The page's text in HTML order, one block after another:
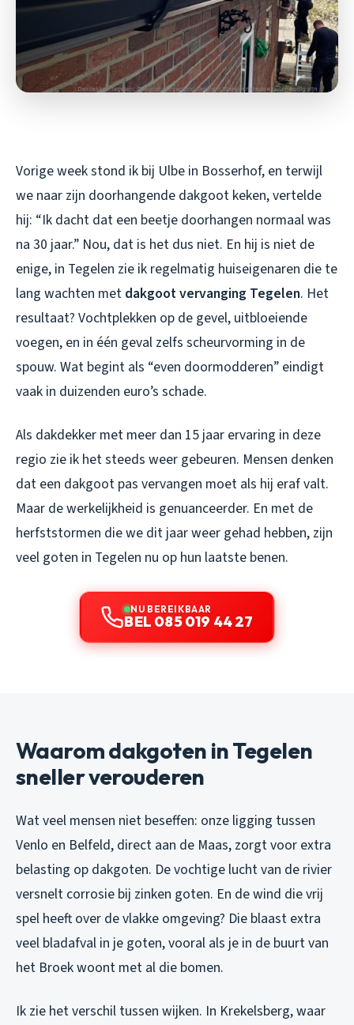
Vorige week stond ik bij Ulbe in Bosserhof, en terwijl
we naar zijn doorhangende dakgoot keken, vertelde
hij: “Ik dacht dat een beetje doorhangen normaal was
na 30 jaar.” Nou, dat is het dus niet. En hij is niet de
enige, in Tegelen zie ik regelmatig huiseigenaren die te
lang wachten met dakgoot vervanging Tegelen. Het
resultaat? Vochtplekken op de gevel, uitbloeiende
voegen, en in één geval zelfs scheurvorming in de
spouw. Wat begint als “even doormodderen” eindigt
vaak in duizenden euro’s schade.
Als dakdekker met meer dan 15 jaar ervaring in deze
regio zie ik het steeds weer gebeuren. Mensen denken
dat een dakgoot pas vervangen moet als hij eraf valt.
Maar de werkelijkheid is genuanceerder. En met de
herfststormen die we dit jaar weer gehad hebben, zijn
veel goten in Tegelen nu op hun laatste benen.
NU BEREIKBAAR
BEL 085 019 44 27
Waarom dakgoten in Tegelen
sneller verouderen
Wat veel mensen niet beseffen: onze ligging tussen
Venlo en Belfeld, direct aan de Maas, zorgt voor extra
belasting op dakgoten. De vochtige lucht van de rivier
versnelt corrosie bij zinken goten. En de wind die vrij
spel heeft over de vlakke omgeving? Die blaast extra
veel bladafval in je goten, vooral als je in de buurt van
het Broek woont met al die bomen.
Ik zie het verschil tussen wijken. In Krekelsberg, waar